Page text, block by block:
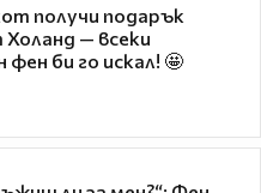
получи подарък
— всеки
би го искал! 🤩